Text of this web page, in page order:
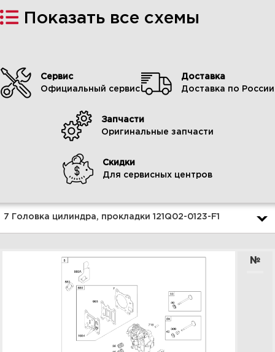
8 Глушитель 121Q02-0123-F1
9 Топливный бак 121Q02-0123-
Показать все схемы
Сервис
Официальный сервис
Доставка
Доставка по России
Запчасти
Оригинальные запчасти
Скидки
Для сервисных центров
7 Головка цилиндра, прокладки 121Q02-0123-F1
№